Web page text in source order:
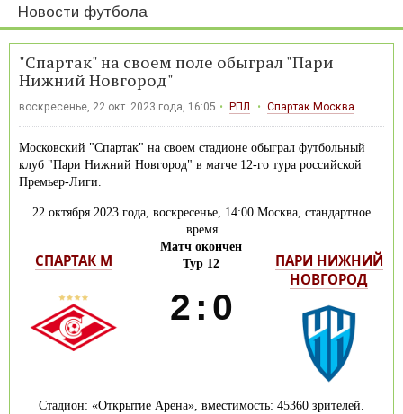
Новости футбола
"Спартак" на своем поле обыграл "Пари
Нижний Новгород"
воскресенье, 22 окт. 2023 года, 16:05 РПЛ Спартак Москва
Московский "Спартак" на своем стадионе обыграл футбольный
клуб "Пари Нижний Новгород" в матче 12-го тура российской
Премьер-Лиги.
22 октября 2023 года, воскресенье, 14:00 Москва, стандартное
время
СПАРТАК М
Матч окончен
Тур 12
2 : 0
ПАРИ НИЖНИЙ
НОВГОРОД
Стадион: «Открытие Арена», вместимость: 45360 зрителей.